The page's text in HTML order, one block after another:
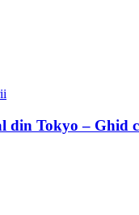
din Tokyo – Ghid